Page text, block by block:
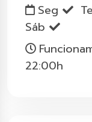
Seg
Sáb
22:00h